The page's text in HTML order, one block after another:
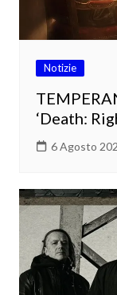
Notizie
‘Death:
6 Agosto